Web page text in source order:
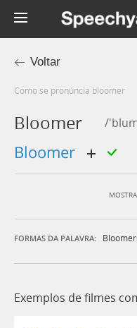
Voltar
Como se pronúncia bloomer
Bloomer /
bloomer
FORMAS DA PALAVRA:
Exemplos de filmes